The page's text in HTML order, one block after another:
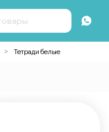
Тетради белые